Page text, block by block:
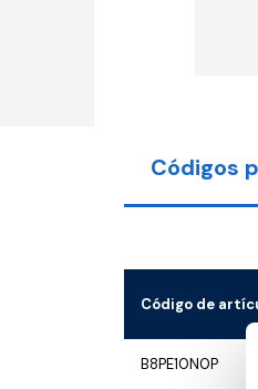
Códigos
Código de
B8PE10N0P